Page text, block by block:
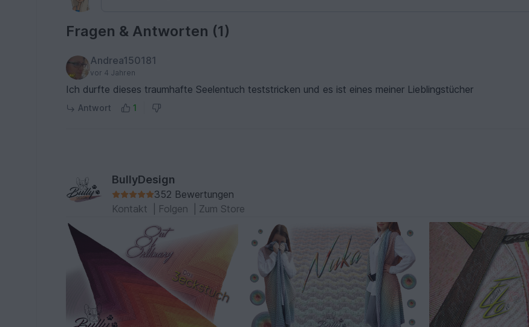
Fragen & Antworten (1)
Andrea150181
vor 4 Jahren
Ich durfte dieses traumhafte Seelentuch teststricken und es ist eines meiner Lieblingstücher
Antwort 1
BullyDesign
352 Bewertungen
Kontakt
Folgen Zum Store